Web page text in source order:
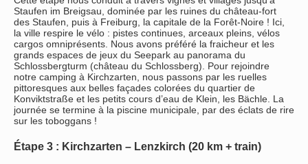
Staufen im Breigsau, dominée par les ruines du château-fort
des Staufen, puis à Freiburg, la capitale de la Forêt-Noire ! Ici,
la ville respire le vélo : pistes continues, arceaux pleins, vélos
cargos omniprésents. Nous avons préféré la fraicheur et les
grands espaces de jeux du Seepark au panorama du
Schlossbergturm (château du Schlossberg). Pour rejoindre
notre camping à Kirchzarten, nous passons par les ruelles
pittoresques aux belles façades colorées du quartier de
Konviktstraße et les petits cours d’eau de Klein, les Bächle. La
journée se termine à la piscine municipale, par des éclats de rire
sur les toboggans !
Étape 3 : Kirchzarten – Lenzkirch (20 km + train)